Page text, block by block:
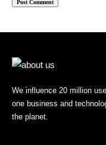
We influence 20 million
one business and
the planet.